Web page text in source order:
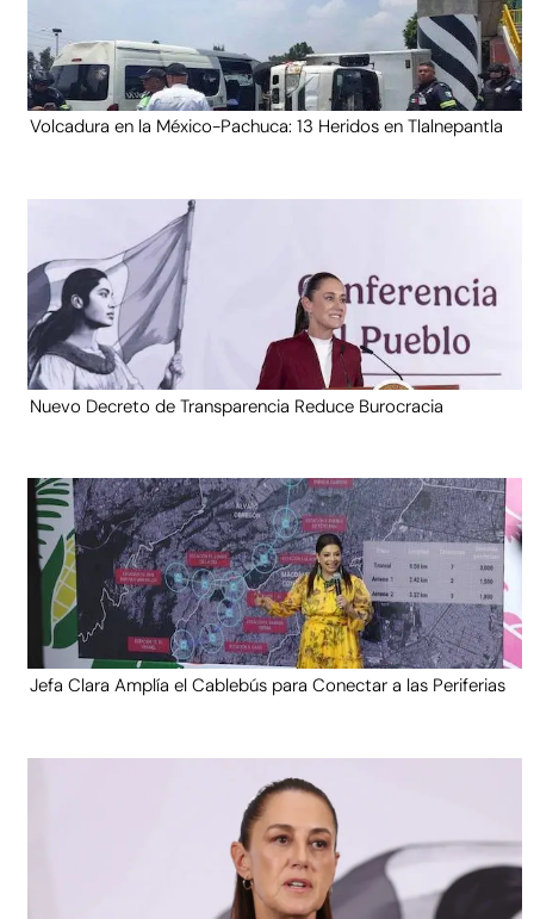
Volcadura en la México-Pachuca: 13 Heridos en Tlalnepantla
Nuevo Decreto de Transparencia Reduce Burocracia
Jefa Clara Amplía el Cablebús para Conectar a las Periferias